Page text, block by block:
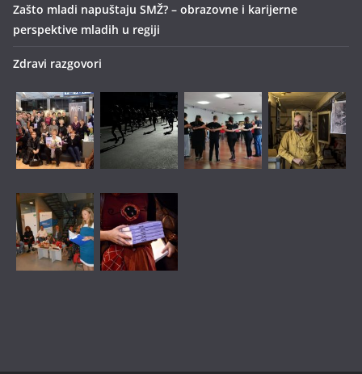
Zašto mladi napuštaju SMŽ? – obrazovne i karijerne
perspektive mladih u regiji
Zdravi razgovori